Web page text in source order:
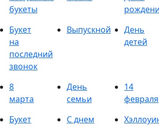
букеты
Букет
на
последний
звонок
Выпускной
День
детей
8
марта
День
семьи
14
февраля
Букет
С днем